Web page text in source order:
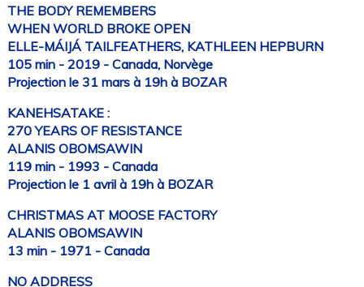
THE BODY REMEMBERS
WHEN WORLD BROKE OPEN
ELLE-MÁIJÁ TAILFEATHERS, KATHLEEN HEPBURN
105 min - 2019 - Canada, Norvège
Projection le 31 mars à 19h à BOZAR
KANEHSATAKE :
270 YEARS OF RESISTANCE
ALANIS OBOMSAWIN
119 min - 1993 - Canada
Projection le 1 avril à 19h à BOZAR
CHRISTMAS AT MOOSE FACTORY
ALANIS OBOMSAWIN
13 min - 1971 - Canada
NO ADDRESS